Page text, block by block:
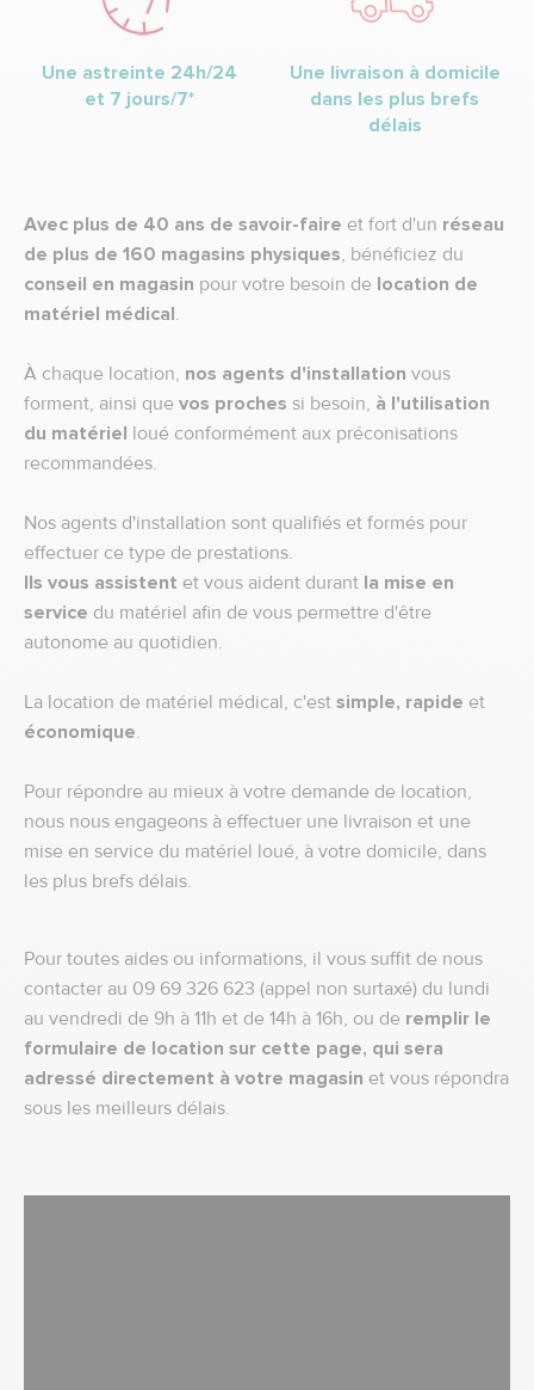
Une astreinte 24h/24
et 7 jours/7*
Une livraison à domicile
dans les plus brefs
délais
Avec plus de 40 ans de savoir-faire et fort d'un réseau
de plus de 160 magasins physiques, bénéficiez du
conseil en magasin pour votre besoin de location de
matériel médical.
À chaque location, nos agents d'installation vous
forment, ainsi que vos proches si besoin, à l'utilisation
du matériel loué conformément aux préconisations
recommandées.
Nos agents d'installation sont qualifiés et formés pour
effectuer ce type de prestations.
Ils vous assistent et vous aident durant la mise en
service du matériel afin de vous permettre d'être
autonome au quotidien.
La location de matériel médical, c'est simple, rapide et
économique.
Pour répondre au mieux à votre demande de location,
nous nous engageons à effectuer une livraison et une
mise en service du matériel loué, à votre domicile, dans
les plus brefs délais.
Pour toutes aides ou informations, il vous suffit de nous
contacter au 09 69 326 623 (appel non surtaxé) du lundi
au vendredi de 9h à 11h et de 14h à 16h, ou de remplir le
formulaire de location sur cette page, qui sera
adressé directement à votre magasin et vous répondra
sous les meilleurs délais.